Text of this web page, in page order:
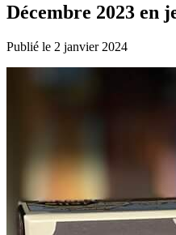
Décembre 2023 en
Publié le 2 janvier 2024